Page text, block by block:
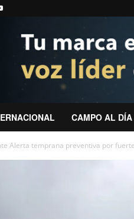
CAMPO AL DÍA
Alerta temprana preventiva por